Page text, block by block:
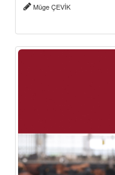
Müge ÇEVİK